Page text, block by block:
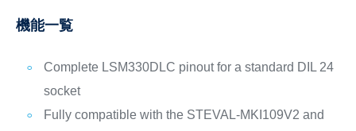
機能一覧
Complete LSM330DLC pinout for a standard DIL 24
socket
Fully compatible with the STEVAL-MKI109V2 and